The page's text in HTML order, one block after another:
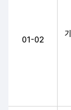
01-02